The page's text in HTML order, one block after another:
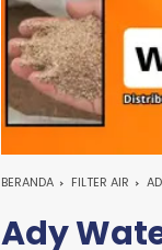
BERANDA FILTER AIR
Ady